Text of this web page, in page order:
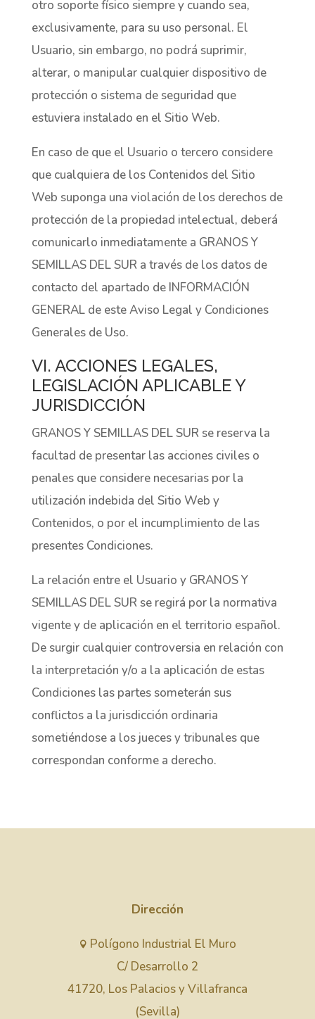
otro soporte físico siempre y cuando sea,
exclusivamente, para su uso personal. El
Usuario, sin embargo, no podrá suprimir,
alterar, o manipular cualquier dispositivo de
protección o sistema de seguridad que
estuviera instalado en el Sitio Web.
En caso de que el Usuario o tercero considere
que cualquiera de los Contenidos del Sitio
Web suponga una violación de los derechos de
protección de la propiedad intelectual, deberá
comunicarlo inmediatamente a GRANOS Y
SEMILLAS DEL SUR a través de los datos de
contacto del apartado de INFORMACIÓN
GENERAL de este Aviso Legal y Condiciones
Generales de Uso.
VI. ACCIONES LEGALES,
LEGISLACIÓN APLICABLE Y
JURISDICCIÓN
GRANOS Y SEMILLAS DEL SUR se reserva la
facultad de presentar las acciones civiles o
penales que considere necesarias por la
utilización indebida del Sitio Web y
Contenidos, o por el incumplimiento de las
presentes Condiciones.
La relación entre el Usuario y GRANOS Y
SEMILLAS DEL SUR se regirá por la normativa
vigente y de aplicación en el territorio español.
De surgir cualquier controversia en relación con
la interpretación y/o a la aplicación de estas
Condiciones las partes someterán sus
conflictos a la jurisdicción ordinaria
sometiéndose a los jueces y tribunales que
correspondan conforme a derecho.
Dirección
 Polígono Industrial El Muro
C/ Desarrollo 2
41720, Los Palacios y Villafranca
(Sevilla)